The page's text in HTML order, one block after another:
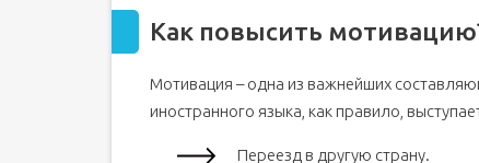
Как повысить
Мотивация – одна из важнейших
иностранного языка, как правило,
Переезд в другую страну.